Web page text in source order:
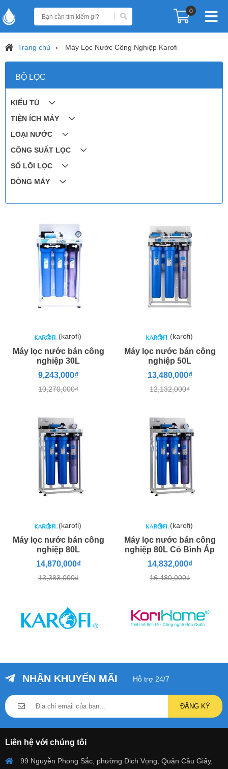
0
Trang chủ Máy Lọc Nước Công Nghiệp Karofi
BỘ LỌC
KIỂU TỦ
TIỆN ÍCH MÁY
LOẠI NƯỚC
CÔNG SUẤT LỌC
SỐ LÕI LỌC
DÒNG MÁY
(karofi)
Máy lọc nước bán công
nghiệp 30L
9,243,000₫
10,270,000₫
(karofi)
Máy lọc nước bán công
nghiệp 50L
13,480,000₫
12,132,000₫
(karofi)
Máy lọc nước bán công
nghiệp 80L
14,870,000₫
13,383,000₫
(karofi)
Máy lọc nước bán công
nghiệp 80L Có Bình Áp
14,832,000₫
16,480,000₫
NHẬN KHUYẾN MÃI Hỗ trợ 24/7
ĐĂNG KÝ
Liên hệ với chúng tôi
99 Nguyễn Phong Sắc, phường Dịch Vọng, Quận Cầu Giấy,